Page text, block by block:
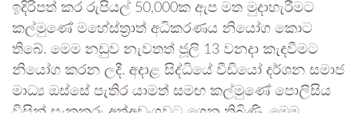
ඉදිරිපත් කර රුපියල් 50,000ක ඇප මත මුදාහැරීමට
කල්මුණේ මහේස්ත්‍රාත් අධිකරණය නියෝග කොට
තිබේ. මෙම නඩුව නැවතත් ජූලි 13 වනදා කැඳවීමට
නියෝග කරන ලදී. අදාළ සිද්ධියේ වීඩියෝ දර්ශන සමාජ
මාධ්‍ය ඔස්සේ පැතිර යාමත් සමඟ කල්මුණේ පොලිසිය